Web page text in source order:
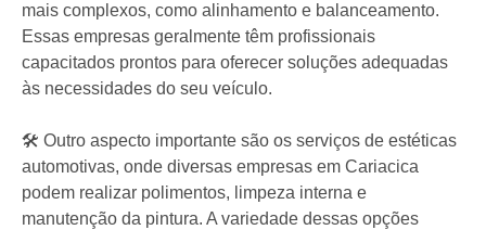
mais complexos, como alinhamento e balanceamento.
Essas empresas geralmente têm profissionais
capacitados prontos para oferecer soluções adequadas
às necessidades do seu veículo.
🛠️ Outro aspecto importante são os serviços de estéticas
automotivas, onde diversas empresas em Cariacica
podem realizar polimentos, limpeza interna e
manutenção da pintura. A variedade dessas opções